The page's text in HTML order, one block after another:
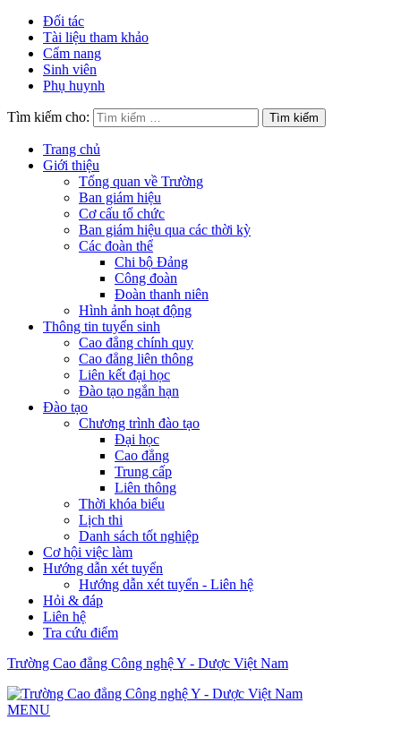
Đối tác
Tài liệu tham khảo
Cẩm nang
Sinh viên
Phụ huynh
Tìm kiếm cho:
Trang chủ
Giới thiệu
Tổng quan về Trường
Ban giám hiệu
Cơ cấu tổ chức
Ban giám hiệu qua các thời kỳ
Các đoàn thể
Chi bộ Đảng
Công đoàn
Đoàn thanh niên
Hình ảnh hoạt động
Thông tin tuyển sinh
Cao đẳng chính quy
Cao đẳng liên thông
Liên kết đại học
Đào tạo ngắn hạn
Đào tạo
Chương trình đào tạo
Đại học
Cao đẳng
Trung cấp
Liên thông
Thời khóa biểu
Lịch thi
Danh sách tốt nghiệp
Cơ hội việc làm
Hướng dẫn xét tuyển
Hướng dẫn xét tuyển - Liên hệ
Hỏi & đáp
Liên hệ
Tra cứu điểm
Trường Cao đẳng Công nghệ Y - Dược Việt Nam
MENU